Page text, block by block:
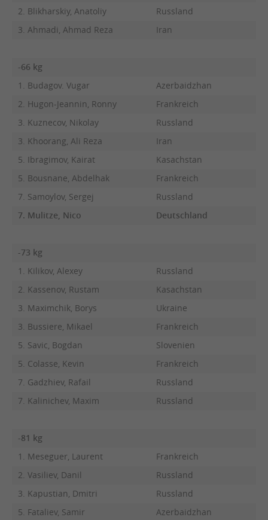
2. Blikharskiy, Anatoliy
Russland
3. Ahmadi, Ahmad Reza
Iran
-66 kg
1. Budagov. Vugar
Azerbaidzhan
2. Hugon-Jeannin, Ronny
Frankreich
3. Kuznecov, Nikolay
Russland
3. Khoorang, Ali Reza
Iran
5. Ibragimov, Kairat
Kasachstan
5. Bousnane, Abdelhak
Frankreich
7. Samoylov, Sergej
Russland
7. Mulitze, Nico
Deutschland
-73 kg
1. Kilikov, Alexey
Russland
2. Kassenov, Rustam
Kasachstan
3. Maximchik, Borys
Ukraine
3. Bussiere, Mikael
Frankreich
5. Savic, Bogdan
Slovenien
5. Colasse, Kevin
Frankreich
7. Gadzhiev, Rafail
Russland
7. Kalinichev, Maxim
Russland
-81 kg
1. Meseguer, Laurent
Frankreich
2. Vasiliev, Danil
Russland
3. Kapustian, Dmitri
Russland
5. Fataliev, Samir
Azerbaidzhan